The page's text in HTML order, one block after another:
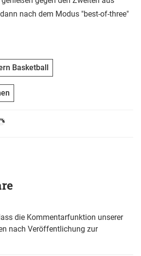
nach dem Modus "best-of-three"
Basketball
die Kommentarfunktion unserer
nach Veröffentlichung zur